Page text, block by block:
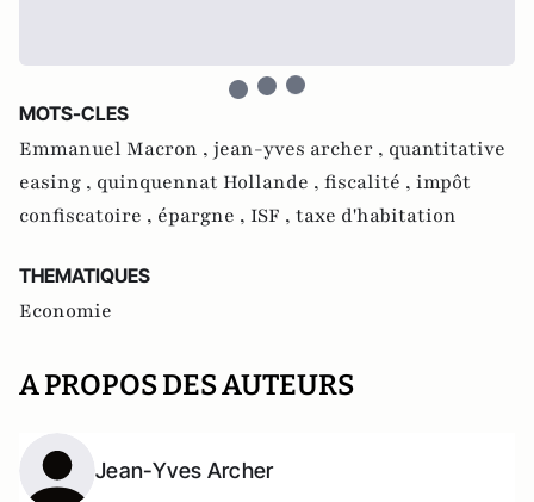
MOTS-CLES
Emmanuel Macron , jean-yves archer , quantitative
easing , quinquennat Hollande , fiscalité , impôt
confiscatoire , épargne , ISF , taxe d'habitation
THEMATIQUES
Economie
A PROPOS DES AUTEURS
Jean-Yves Archer